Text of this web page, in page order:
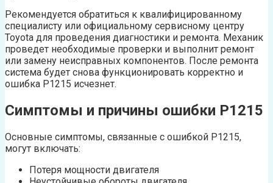
Рекомендуется обратиться к квалифицированному
специалисту или официальному сервисному центру
Toyota для проведения диагностики и ремонта. Механик
проведет необходимые проверки и выполнит ремонт
или замену неисправных компонентов. После ремонта
система будет снова функционировать корректно и
ошибка P1215 исчезнет.
Симптомы и причины ошибки P1215
Основные симптомы, связанные с ошибкой P1215,
могут включать:
Потеря мощности двигателя